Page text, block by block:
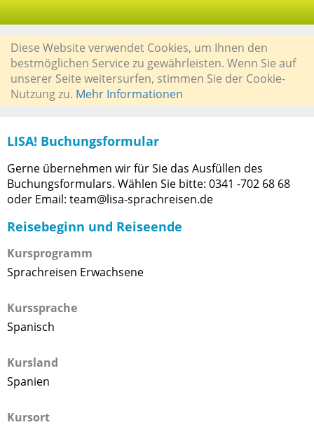
Diese Website verwendet Cookies, um Ihnen den
bestmöglichen Service zu gewährleisten. Wenn Sie auf
unserer Seite weitersurfen, stimmen Sie der Cookie-
Nutzung zu. Mehr Informationen
LISA! Buchungsformular
Gerne übernehmen wir für Sie das Ausfüllen des
Buchungsformulars. Wählen Sie bitte: 0341 -702 68 68
oder Email: team@lisa-sprachreisen.de
Reisebeginn und Reiseende
Kursprogramm
Sprachreisen Erwachsene
Kurssprache
Spanisch
Kursland
Spanien
Kursort